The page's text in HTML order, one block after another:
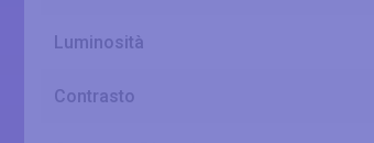
Luminosità
Contrasto